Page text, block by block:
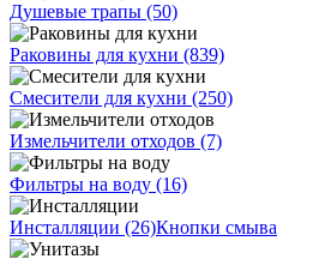
Душевые трапы (50)
Раковины для кухни (839)
Смесители для кухни (250)
Измельчители отходов (7)
Фильтры на воду (16)
Инсталляции (26)Кнопки смыва